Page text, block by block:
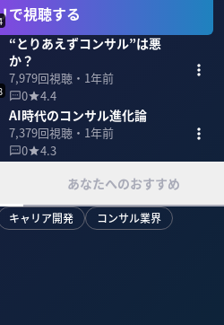
で視聴する
“とりあえずコンサル”は悪
か？
7,979回視聴・ 1年前
0
4.4
AI時代のコンサル進化論
7,379回視聴・ 1年前
0
4.3
あなたへのおすすめ
キャリア開発 コンサル業界